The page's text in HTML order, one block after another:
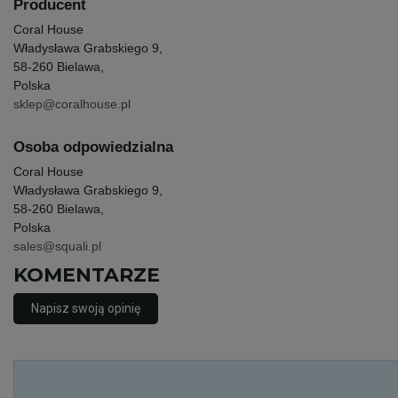
Producent
Coral House
Władysława Grabskiego 9,
58-260 Bielawa,
Polska
sklep@coralhouse.pl
Osoba odpowiedzialna
Coral House
Władysława Grabskiego 9,
58-260 Bielawa,
Polska
sales@squali.pl
KOMENTARZE
Napisz swoją opinię